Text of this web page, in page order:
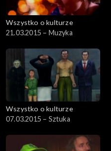
Wszystko o kulturze
21.03.2015 – Muzyka
Wszystko o kulturze
07.03.2015 – Sztuka